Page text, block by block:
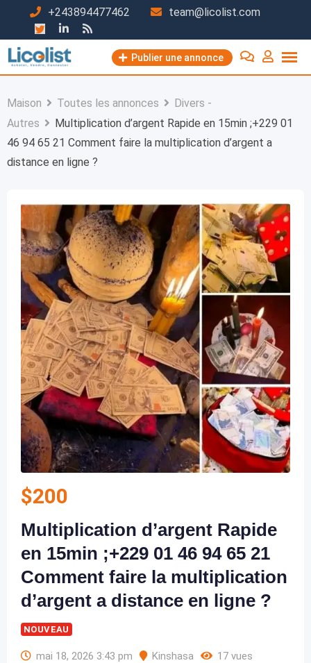
contenu
+243894477462 team@licolist.com
Publier une annonce
Maison Toutes les annonces
Divers -
Autres
Multiplication d’argent Rapide en 15min ;+229 01
46 94 65 21 Comment faire la multiplication d’argent a
distance en ligne ?
$200
Multiplication d’argent Rapide
en 15min ;+229 01 46 94 65 21
Comment faire la multiplication
d’argent a distance en ligne ?
NOUVEAU
mai 18, 2026 3:43 pm Kinshasa 17 vues